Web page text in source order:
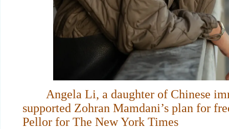
Angela Li, a daughter of Chinese
supported Zohran Mamdani’s plan for
Pellor for The New York Times